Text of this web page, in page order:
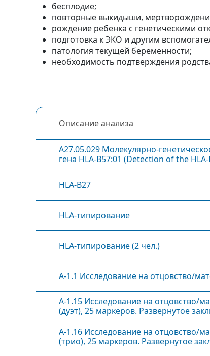
бесплодие;
повторные выкидыши,
рождение ребенка с генетическими
подготовка к ЭКО и другим
патология текущей беременности;
необходимость подтверждения
Описание анализа
A27.05.029 Молекулярно-
гена HLA-B57:01 (Detection of the
HLA-B27
HLA-типирование
HLA-типирование (2 чел.)
А-1.1 Исследование на отцовство/
А-1.15 Исследование на отцовство/
(дуэт), 25 маркеров. Развернутое
А-1.16 Исследование на отцовство/
(трио), 25 маркеров. Развернутое